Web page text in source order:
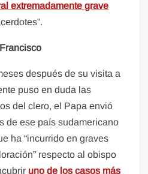
extremadamente grave
después de su visita a
puso en duda las
del clero, el Papa envió
de ese país sudamericano
ha “incurrido en graves
respecto al obispo
uno de los casos más